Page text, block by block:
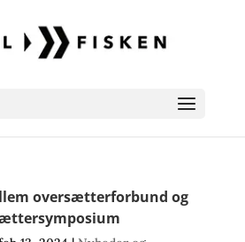
oversætterforbund og